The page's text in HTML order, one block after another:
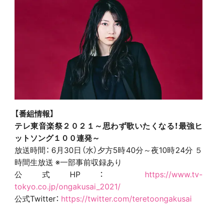
【番組情報】
テレ東音楽祭２０２１～思わず歌いたくなる！最強ヒ
ットソング１００連発～
放送時間： 6月30日（水）夕方5時40分～夜10時24分 ５
時間生放送 ※一部事前収録あり
公式HP： https://www.tv-
tokyo.co.jp/ongakusai_2021/
公式Twitter： https://twitter.com/teretoongakusai